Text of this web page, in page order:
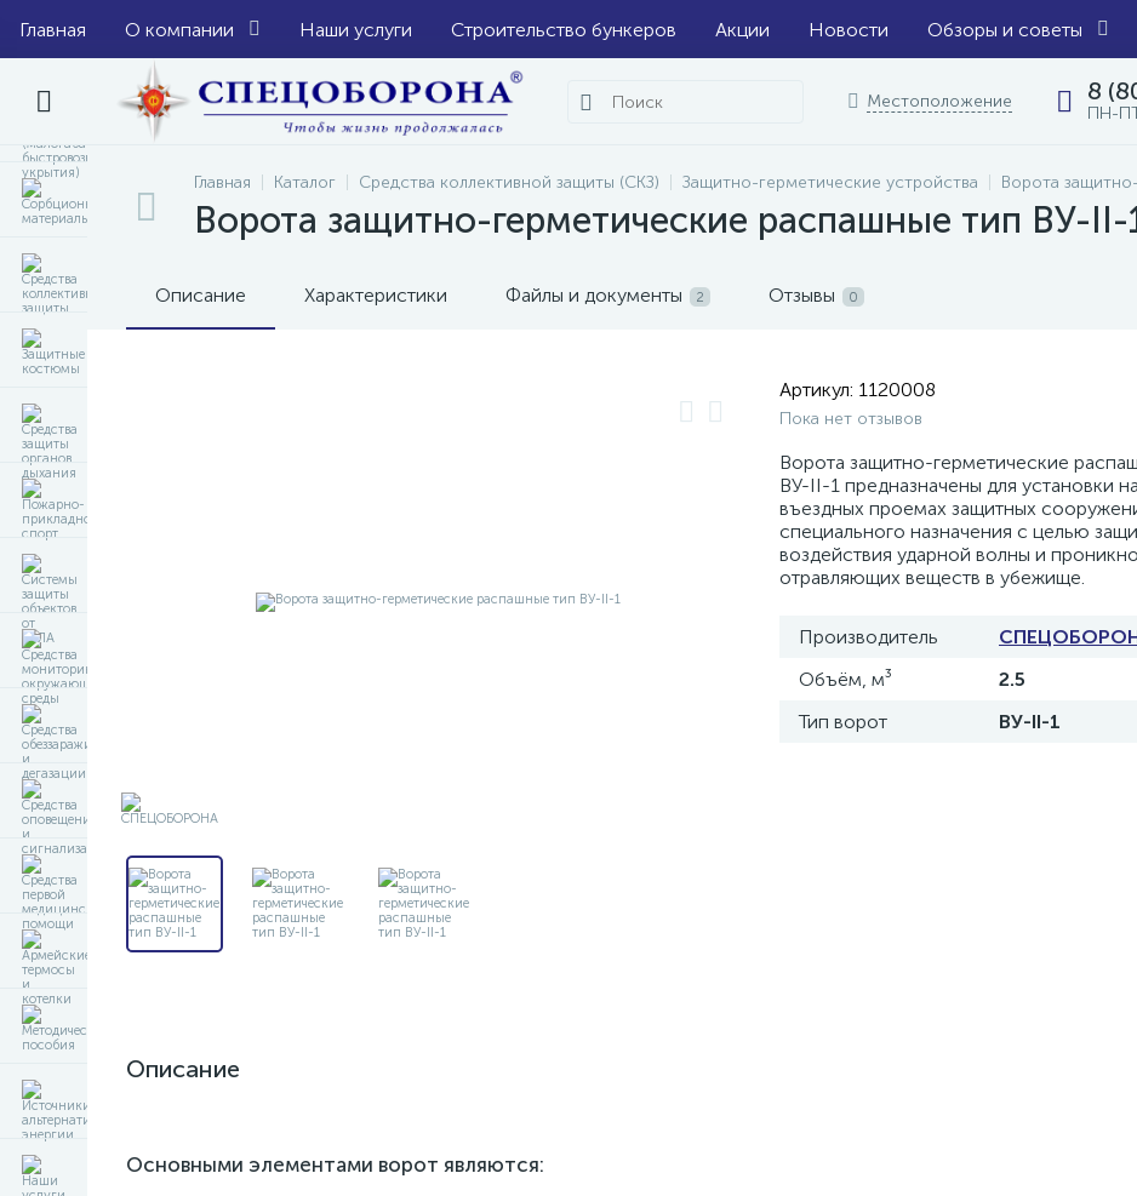
Главная О компании Наши услуги Строительство бункеров Акции Новости Обзоры и советы
Местоположение 8
ПН-
Главная Каталог Средства коллективной защиты (СКЗ) Защитно-герметические устройства Ворота
Ворота защитно-герметические распашные тип ВУ-II-
Описание Характеристики Файлы и документы 2 Отзывы 0
Артикул: 1120008
Пока нет отзывов
Ворота защитно-герметические
ВУ-II-1 предназначены для установки на
въездных проемах защитных
специального назначения с целью
воздействия ударной волны и
отравляющих веществ в убежище.
Производитель
Объём, м³
2.5
Тип ворот
ВУ-II-1
Описание
Основными элементами ворот являются: